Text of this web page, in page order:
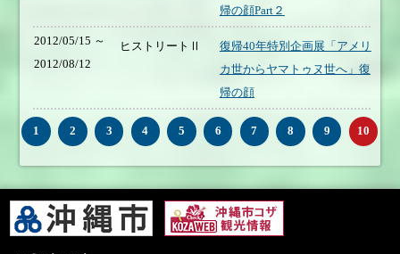
帰の顔Part２
2012/05/15 ～
2012/08/12
ヒストリートⅡ
復帰40年特別企画展「アメリ
カ世からヤマトゥヌ世へ」復
帰の顔
1 2 3 4 5 6 7 8 9 10